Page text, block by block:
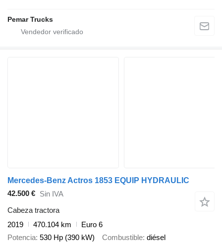
Pemar Trucks
Mercedes-Benz Actros 1853 EQUIP HYDRAULIC
42.500 € Sin IVA
Cabeza tractora
2019
470.104 km
Euro 6
Potencia 530 Hp (390 kW) Combustible diésel